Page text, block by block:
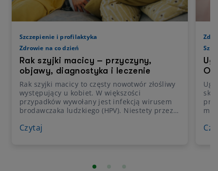
Szczepienie i profilaktyka
Zdrowie na co dzień
Rak szyjki macicy – przyczyny,
objawy, diagnostyka i leczenie
Rak szyjki macicy to częsty nowotwór złośliwy
występujący u kobiet. W większości
przypadków wywołany jest infekcją wirusem
brodawczaka ludzkiego (HPV). Niestety przez
objawów, dlatego też tak ważne są regularne
Czytaj